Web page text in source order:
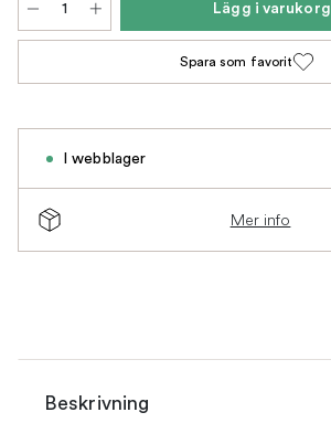
Lägg i varukorg
Spara som favorit
I webblager
Mer info
Beskrivning